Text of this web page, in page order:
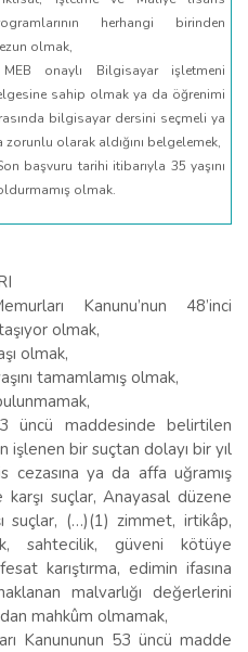
herhangi birinden
olmak,
onaylı Bilgisayar işletmeni
sahip olmak ya da öğrenimi
bilgisayar dersini seçmeli ya
zorunlu olarak aldığını belgelemek,
başvuru tarihi itibarıyla 35 yaşını
olmak.
Kanunu’nun 48’inci
olmak,
olmak,
tamamlamış olmak,
üncü maddesinde belirtilen
bir suçtan dolayı bir yıl
ya da affa uğramış
suçlar, Anayasal düzene
suçlar, (…)(1) zimmet, irtikâp,
sahtecilik, güveni kötüye
karıştırma, edimin ifasına
malvarlığı değerlerini
mahkûm olmamak,
Kanununun 53 üncü madde